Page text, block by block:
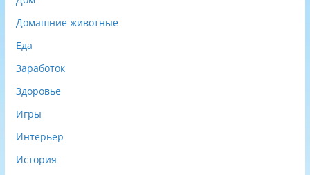
Домашние животные
Еда
Заработок
Здоровье
Игры
Интерьер
История